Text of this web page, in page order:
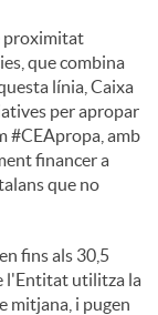
proximitat
que combina
línia, Caixa
per apropar
#CEApropa, amb
financer a
que no
fins als 30,5
l'Entitat utilitza la
mitjana, i pugen